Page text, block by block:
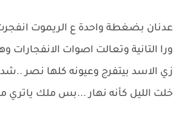
عدنان بضغطة واحدة ع الريموت انفجرت
ورا التانية وتعالت اصوات
زي الاسد بيتفرج وعيونه كلها نصر
خلت الليل كأنه نهار ...بس ملك ياتري